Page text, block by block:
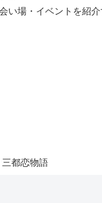
い場・イベントを紹
都恋物語